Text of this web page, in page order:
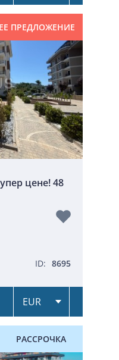
ПРЕДЛОЖЕНИЕ
цене! 48
ID: 8695
РАССРОЧКА